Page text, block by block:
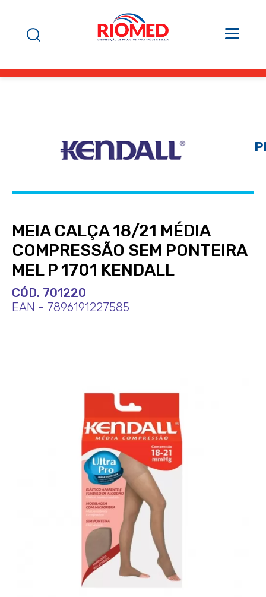
MEIA CALÇA 18/21 MÉDIA
COMPRESSÃO SEM PONTEIRA
MEL P 1701 KENDALL
CÓD. 701220
EAN - 7896191227585